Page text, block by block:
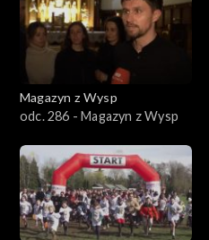
Magazyn z Wysp
odc. 286 - Magazyn z Wysp